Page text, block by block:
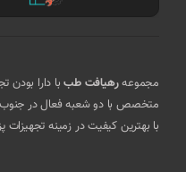
مجموعهرهیافت طب
متخصص با دو شعبه فعال در
با بهترین کیفیت در زمینه تجهیزات